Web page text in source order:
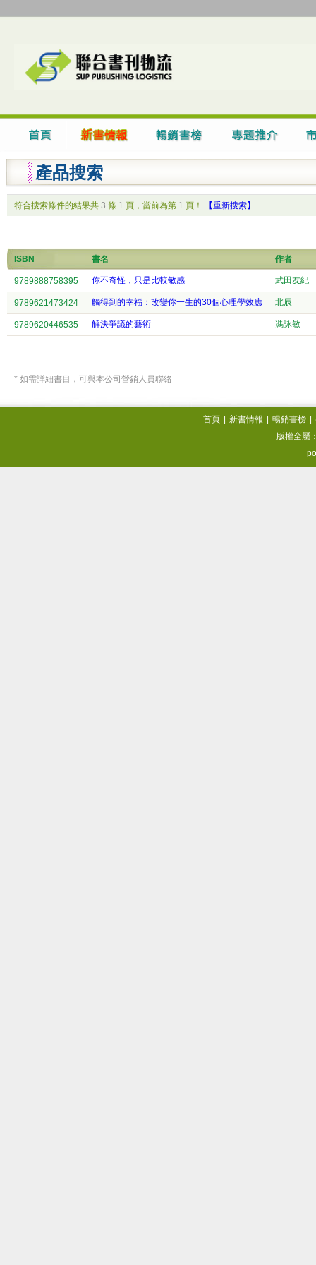
產品搜索
符合搜索條件的結果共 3 條 1 頁，當前為第 1 頁！ 【重新搜索】
ISBN 書名 作者
9789888758395 你不奇怪，只是比較敏感 武田友紀
9789621473424 觸得到的幸福：改變你一生的30個心理學效應 北辰
9789620446535 解決爭議的藝術 馮詠敏
* 如需詳細書目，可與本公司營銷人員聯絡
首頁 新書情報 暢銷書榜
版權全屬